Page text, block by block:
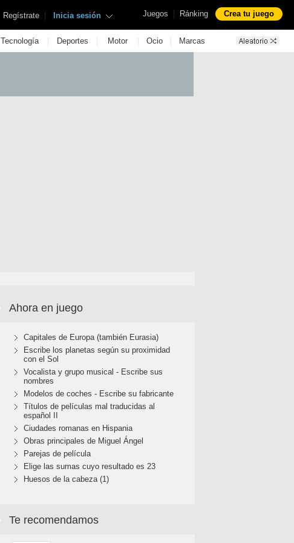
Juegos | Ránking Crea tu juego
Regístrate | Inicia sesión
Tecnología | Deportes | Motor | Ocio | Marcas
Ahora en juego
Capitales de Europa (también Eurasia)
Escribe los planetas según su proximidad
con el Sol
Vocalista y grupo musical - Escribe sus
nombres
Modelos de coches - Escribe su fabricante
Títulos de películas mal traducidas al
español II
Ciudades romanas en Hispania
Obras principales de Miguel Ángel
Parejas de película
Elige las sumas cuyo resultado es 23
Huesos de la cabeza (1)
Te recomendamos